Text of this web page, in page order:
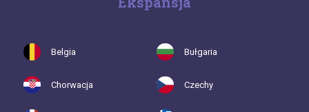
Belgia Bułgaria
Chorwacja Czechy